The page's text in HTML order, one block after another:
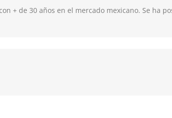
+ de 30 años en el mercado mexicano. Se ha